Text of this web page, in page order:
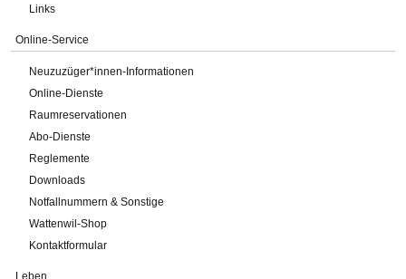
Links
Online-Service
Neuzuzüger*innen-Informationen
Online-Dienste
Raumreservationen
Abo-Dienste
Reglemente
Downloads
Notfallnummern & Sonstige
Wattenwil-Shop
Kontaktformular
Leben